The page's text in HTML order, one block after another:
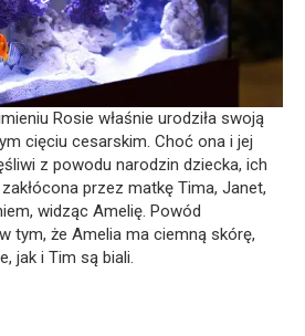
Rosie właśnie urodziła swoją
cięciu cesarskim. Choć ona i jej
z powodu narodzin dziecka, ich
przez matkę Tima, Janet,
widząc Amelię. Powód
tym, że Amelia ma ciemną skórę,
jak i Tim są biali.